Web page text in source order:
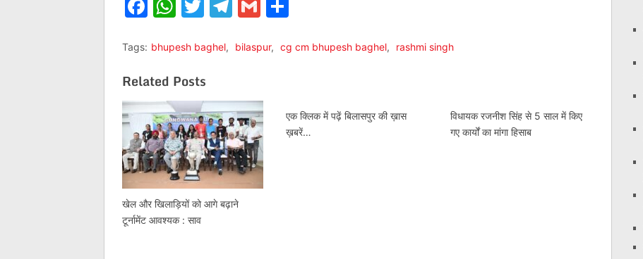
Facebook
WhatsApp
Twitter
Telegram
Gmail
Tags: bhupesh baghel, bilaspur, cg cm bhupesh baghel, rashmi singh
Related Posts
खेल और खिलाड़ियों को आगे बढ़ाने
टूर्नामेंट आवश्यक : साव
एक क्लिक में पढ़ें बिलासपुर की ख़ास
ख़बरें…
विधायक रजनीश सिंह से 5 साल में किए
गए कार्यों का मांगा हिसाब